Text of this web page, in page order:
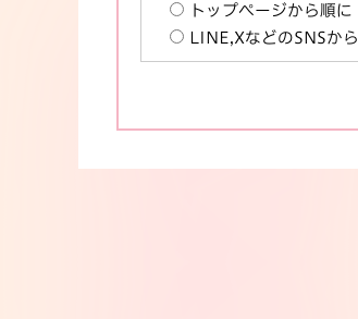
トップページから順に
LINE,XなどのSNSから